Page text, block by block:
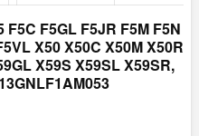
F5C F5GL F5JR F5M F5N
X50 X50C X50M X50R
X59S X59SL X59SR,